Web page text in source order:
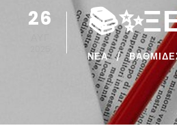
26
ΝΈΑ